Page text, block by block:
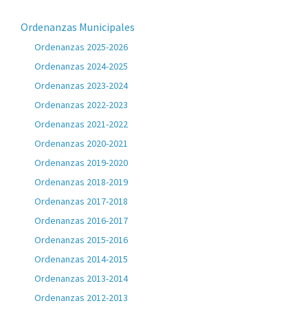
Ordenanzas Municipales
Ordenanzas 2025-2026
Ordenanzas 2024-2025
Ordenanzas 2023-2024
Ordenanzas 2022-2023
Ordenanzas 2021-2022
Ordenanzas 2020-2021
Ordenanzas 2019-2020
Ordenanzas 2018-2019
Ordenanzas 2017-2018
Ordenanzas 2016-2017
Ordenanzas 2015-2016
Ordenanzas 2014-2015
Ordenanzas 2013-2014
Ordenanzas 2012-2013